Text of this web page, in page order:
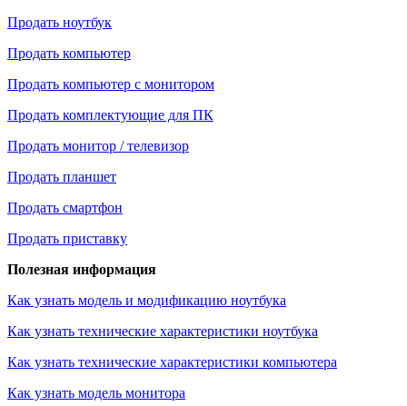
Продать ноутбук
Продать компьютер
Продать компьютер с монитором
Продать комплектующие для ПК
Продать монитор / телевизор
Продать планшет
Продать смартфон
Продать приставку
Полезная информация
Как узнать модель и модификацию ноутбука
Как узнать технические характеристики ноутбука
Как узнать технические характеристики компьютера
Как узнать модель монитора